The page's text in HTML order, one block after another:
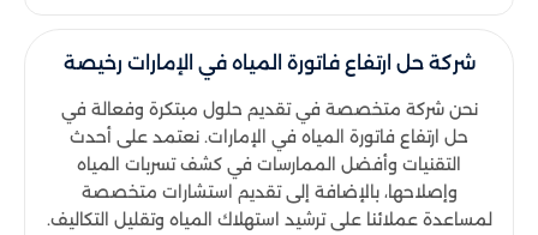
شركة حل ارتفاع فاتورة المياه في الإمارات رخيصة
نحن شركة متخصصة في تقديم حلول مبتكرة وفعالة في
حل ارتفاع فاتورة المياه في الإمارات. نعتمد على أحدث
التقنيات وأفضل الممارسات في كشف تسربات المياه
وإصلاحها، بالإضافة إلى تقديم استشارات متخصصة
لمساعدة عملائنا على ترشيد استهلاك المياه وتقليل التكاليف.